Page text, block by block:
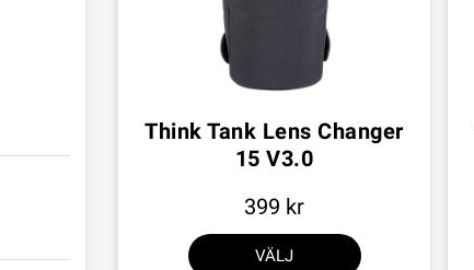
Think Tank Lens Changer
15 V3.0
399
VÄLJ